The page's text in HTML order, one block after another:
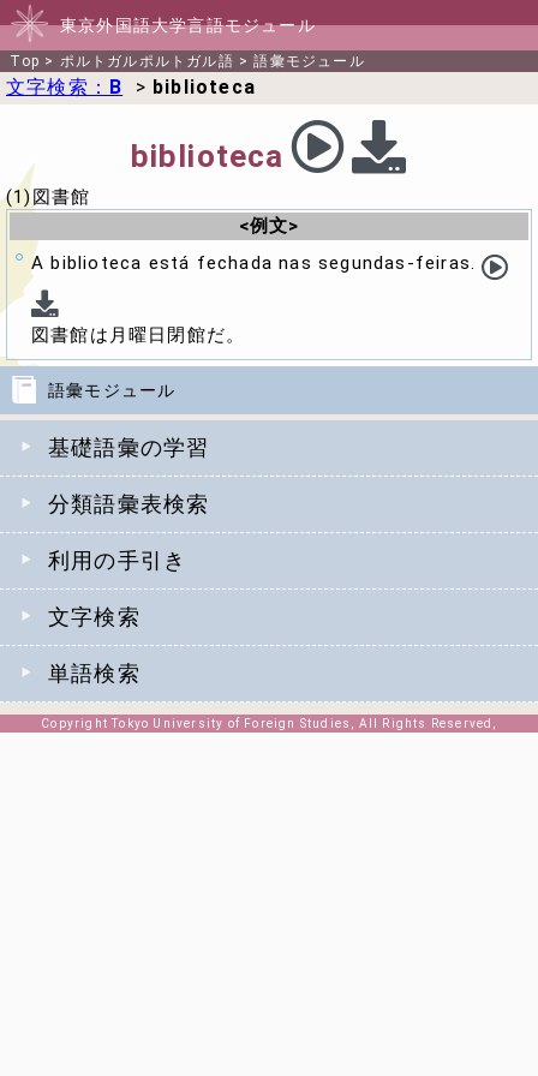
東京外国語大学言語モジュール
Top > ポルトガルポルトガル語 >語彙モジュール
語彙モジュール
基礎語彙の学習
分類語彙表検索
利用の手引き
文字検索
単語検索
文字検索： B > biblioteca
biblioteca
(1)図書館
<例文>
A biblioteca está fechada nas segundas-feiras.
図書館は月曜日閉館だ。
Copyright Tokyo University of Foreign Studies, All Rights Reserved,